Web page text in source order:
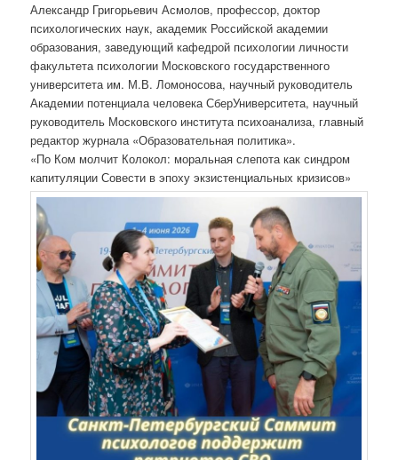
Александр Григорьевич Асмолов, профессор, доктор
психологических наук, академик Российской академии
образования, заведующий кафедрой психологии личности
факультета психологии Московского государственного
университета им. М.В. Ломоносова, научный руководитель
Академии потенциала человека СберУниверситета, научный
руководитель Московского института психоанализа, главный
редактор журнала «Образовательная политика».
«По Ком молчит Колокол: моральная слепота как синдром
капитуляции Совести в эпоху экзистенциальных кризисов»